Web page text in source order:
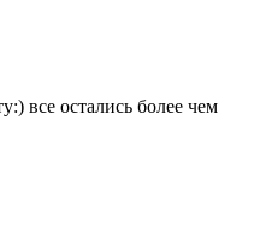
все остались более чем